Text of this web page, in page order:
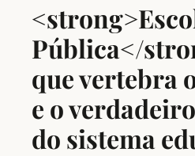
Pública</
que vertebra
e o
do sistema